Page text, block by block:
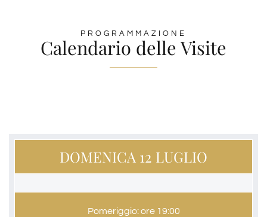
PROGRAMMAZIONE
Calendario delle Visite
DOMENICA 12 LUGLIO
Pomeriggio: ore 19:00